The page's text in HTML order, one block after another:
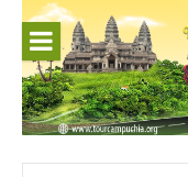
content